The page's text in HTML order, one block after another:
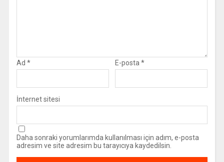
Ad * E-posta *
İnternet sitesi
Daha sonraki yorumlarımda kullanılması için adım, e-posta
adresim ve site adresim bu tarayıcıya kaydedilsin.